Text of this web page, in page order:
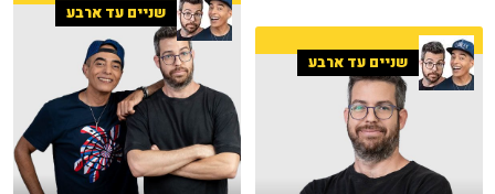
שניים עד ארבע
שניים עד ארבע